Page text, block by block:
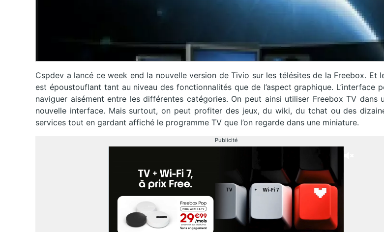
Cspdev a lancé ce week end la nouvelle version de Tivio sur les télésites de la Freebox. Et
est époustouflant tant au niveau des fonctionnalités que de l’aspect graphique. L’interface
naviguer aisément entre les différentes catégories. On peut ainsi utiliser Freebox TV dans
nouvelle interface. Mais surtout, on peut profiter des jeux, du wiki, du tchat ou des
services tout en gardant affiché le programme TV que l’on regarde dans une miniature.
Publicité